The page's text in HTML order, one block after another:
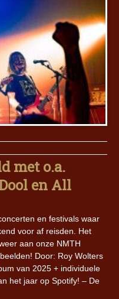
met o.a.
en All
en festivals waar
voor af reisden. Het
aan onze NMTH
Door: Roy Wolters
van 2025 + individuele
het jaar op Spotify! – De